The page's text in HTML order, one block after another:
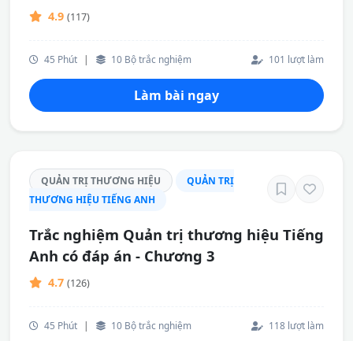
4.9 (117)
45 Phút | 10 Bộ trắc nghiệm 101 lượt làm
Làm bài ngay
QUẢN TRỊ THƯƠNG HIỆU
QUẢN TRỊ
THƯƠNG HIỆU TIẾNG ANH
Trắc nghiệm Quản trị thương hiệu Tiếng
Anh có đáp án - Chương 3
4.7 (126)
45 Phút | 10 Bộ trắc nghiệm 118 lượt làm